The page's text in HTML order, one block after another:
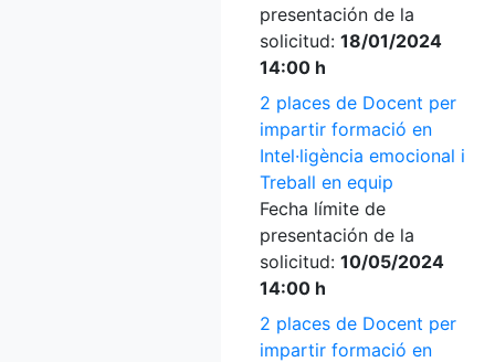
presentación de la
solicitud: 18/01/2024
14:00 h
2 places de Docent per
impartir formació en
Intel·ligència emocional i
Treball en equip
Fecha límite de
presentación de la
solicitud: 10/05/2024
14:00 h
2 places de Docent per
impartir formació en